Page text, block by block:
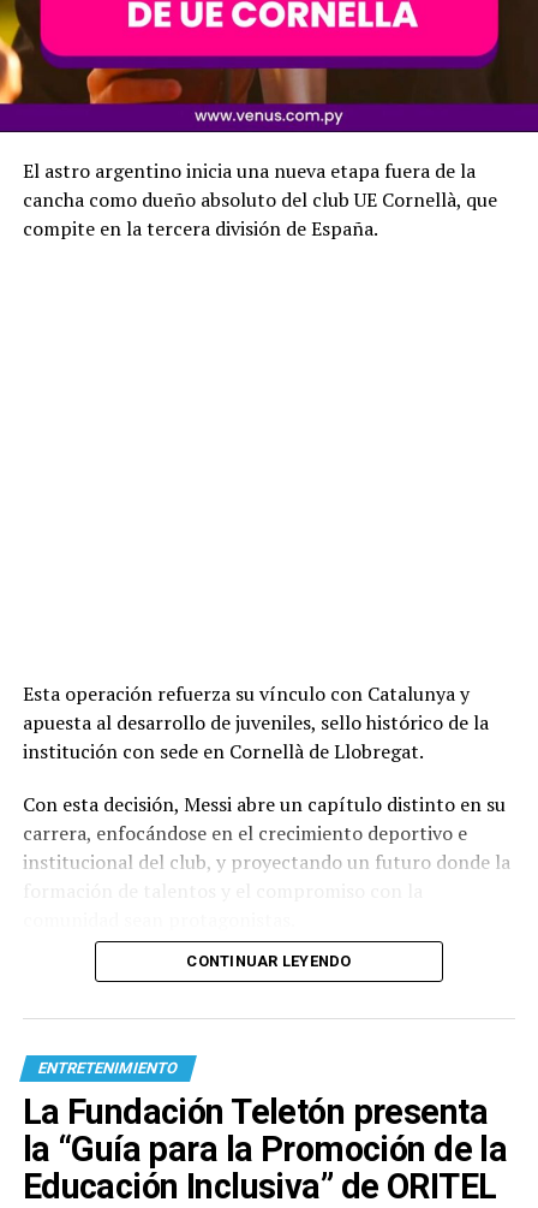
El astro argentino inicia una nueva etapa fuera de la
cancha como dueño absoluto del club UE Cornellà, que
compite en la tercera división de España.
Esta operación refuerza su vínculo con Catalunya y
apuesta al desarrollo de juveniles, sello histórico de la
institución con sede en Cornellà de Llobregat.
Con esta decisión, Messi abre un capítulo distinto en su
carrera, enfocándose en el crecimiento deportivo e
institucional del club, y proyectando un futuro donde la
CONTINUAR LEYENDO
ENTRETENIMIENTO
La Fundación Teletón presenta
la “Guía para la Promoción de la
Educación Inclusiva” de ORITEL